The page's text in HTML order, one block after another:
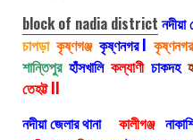
block of nadia district
চাপড়া কৃষ্ণগঞ্জ কৃষ্ণনগর I
শান্তিপুর হাঁসখালি কল্যাণী চাকদহ
তেহট্ট II
নদীয়া জেলার থানাকালীগঞ্জ